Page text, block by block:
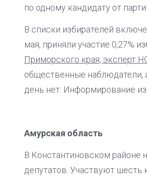
по одному кандидату от
В списки избирателей
мая, приняли участие 0,27%
Приморского края, эксперт
общественные наблюдатели,
день нет. Информирование
Амурская область
В Константиновском районе
депутатов. Участвуют шесть